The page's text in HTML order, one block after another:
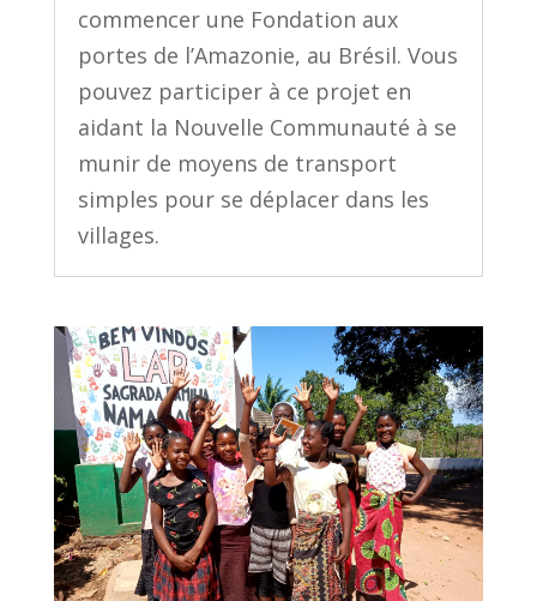
commencer une Fondation aux
portes de l’Amazonie, au Brésil. Vous
pouvez participer à ce projet en
aidant la Nouvelle Communauté à se
munir de moyens de transport
simples pour se déplacer dans les
villages.